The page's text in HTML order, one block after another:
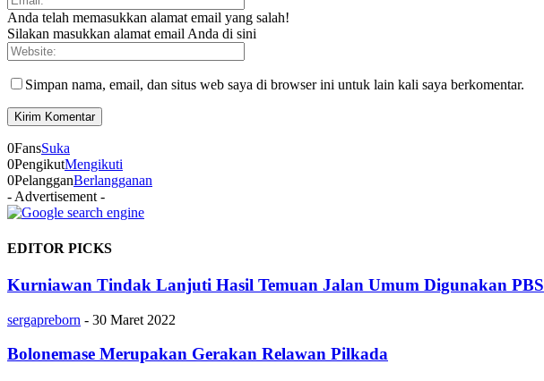
Anda telah memasukkan alamat email yang salah!
Silakan masukkan alamat email Anda di sini
Simpan nama, email, dan situs web saya di browser ini untuk lain kali saya berkomentar.
0FansSuka
0PengikutMengikuti
0PelangganBerlangganan
- Advertisement -
EDITOR PICKS
Kurniawan Tindak Lanjuti Hasil Temuan Jalan Umum Digunakan PBS
sergapreborn - 30 Maret 2022
Bolonemase Merupakan Gerakan Relawan Pilkada